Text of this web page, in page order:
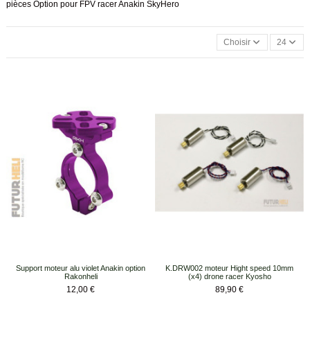
pièces Option pour FPV racer Anakin SkyHero
Choisir 24
Support moteur alu violet Anakin option
Rakonheli
Prix
12,00 €
K.DRW002 moteur Hight speed 10mm
(x4) drone racer Kyosho
Prix
89,90 €